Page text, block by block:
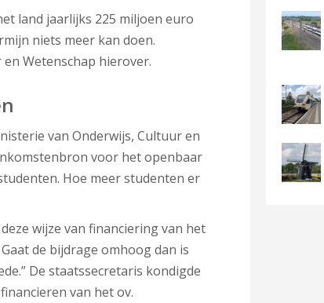
land jaarlijks 225 miljoen euro
niets meer kan doen.
Wetenschap hierover.
van Onderwijs, Cultuur en
voor het openbaar
Hoe meer studenten er
wijze van financiering van het
de bijdrage omhoog dan is
De staatssecretaris kondigde
van het ov.